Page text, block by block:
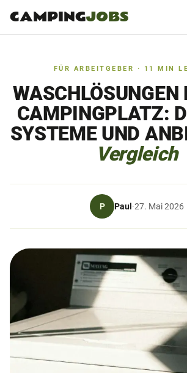
CAMPINGJOBS
FÜR ARBEITGEBER · 11 MIN
WASCHLÖSUNGEN
CAMPINGPLATZ:
SYSTEME UND
Vergleich
P Paul·27. Mai 2026